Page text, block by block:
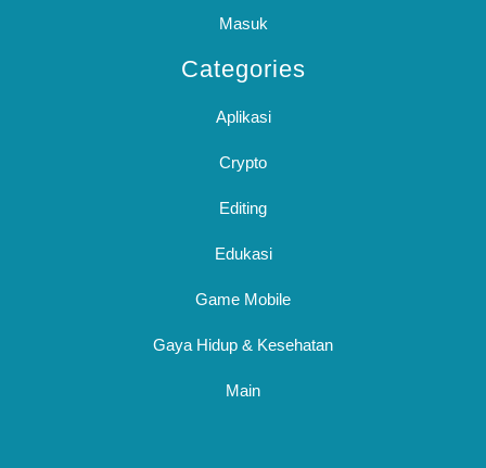
Masuk
Categories
Aplikasi
Crypto
Editing
Edukasi
Game Mobile
Gaya Hidup & Kesehatan
Main